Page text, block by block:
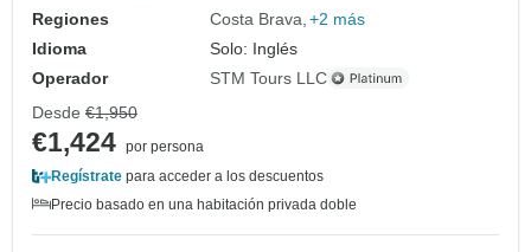
Regiones
Costa Brava +2 más
Idioma
Solo: Inglés
Operador
STM Tours LLC
Desde €1,950
€1,424 por persona
Regístrate para acceder a los descuentos
Precio basado en una habitación privada doble